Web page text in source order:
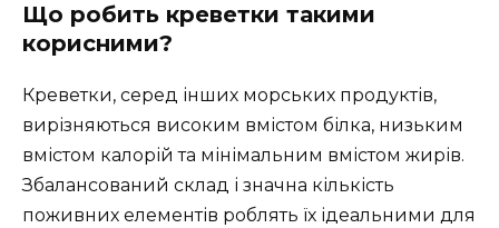
Що робить креветки такими
корисними?
Креветки, серед інших морських продуктів,
вирізняються високим вмістом білка, низьким
вмістом калорій та мінімальним вмістом жирів.
Збалансований склад і значна кількість
поживних елементів роблять їх ідеальними для